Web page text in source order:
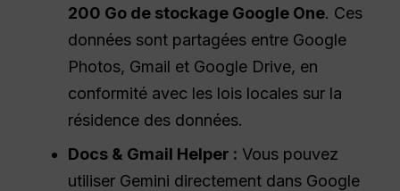
200 Go de stockage Google One. Ces
données sont partagées entre Google
Photos, Gmail et Google Drive, en
conformité avec les lois locales sur la
résidence des données.
Docs & Gmail Helper : Vous pouvez
utiliser Gemini directement dans Google